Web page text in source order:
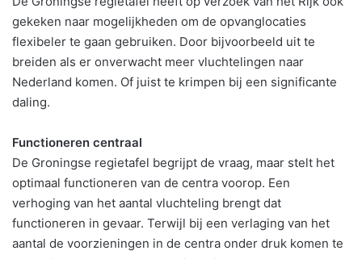
gekeken naar mogelijkheden om de opvanglocaties
flexibeler te gaan gebruiken. Door bijvoorbeeld uit te
breiden als er onverwacht meer vluchtelingen naar
Nederland komen. Of juist te krimpen bij een significante
daling.
Functioneren centraal
De Groningse regietafel begrijpt de vraag, maar stelt het
optimaal functioneren van de centra voorop. Een
verhoging van het aantal vluchteling brengt dat
functioneren in gevaar. Terwijl bij een verlaging van het
aantal de voorzieningen in de centra onder druk komen te